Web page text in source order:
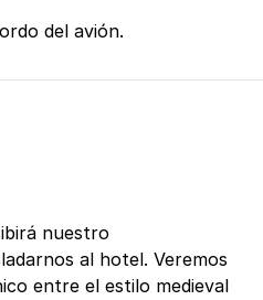
del avión.
nuestro
al hotel. Veremos
entre el estilo medieval